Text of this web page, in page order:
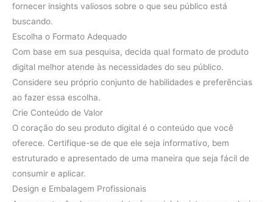
fornecer insights valiosos sobre o que seu público está
buscando.
Escolha o Formato Adequado
Com base em sua pesquisa, decida qual formato de produto
digital melhor atende às necessidades do seu público.
Considere seu próprio conjunto de habilidades e preferências
ao fazer essa escolha.
Crie Conteúdo de Valor
O coração do seu produto digital é o conteúdo que você
oferece. Certifique-se de que ele seja informativo, bem
estruturado e apresentado de uma maneira que seja fácil de
consumir e aplicar.
Design e Embalagem Profissionais